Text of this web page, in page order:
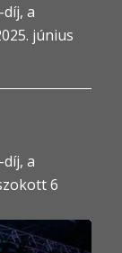
a
június
a
6